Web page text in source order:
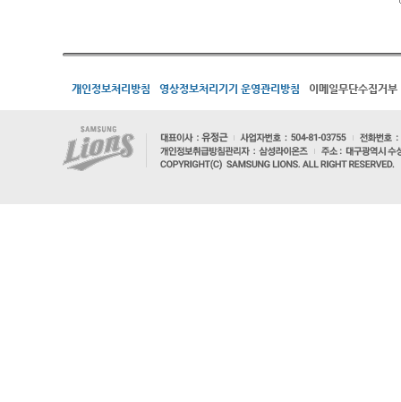
개인정보처리방침 영상정보처리기기 운영관리방침 이메일무단수집거부